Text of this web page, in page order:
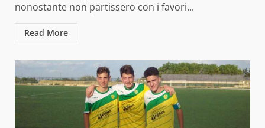
nonostante non partissero con i favori...
Read More